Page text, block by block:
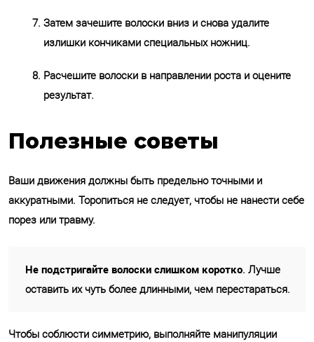
Затем зачешите волоски вниз и снова удалите
излишки кончиками специальных ножниц.
Расчешите волоски в направлении роста и оцените
результат.
Полезные советы
Ваши движения должны быть предельно точными и
аккуратными. Торопиться не следует, чтобы не нанести себе
порез или травму.
Не подстригайте волоски слишком коротко. Лучше
оставить их чуть более длинными, чем перестараться.
Чтобы соблюсти симметрию, выполняйте манипуляции